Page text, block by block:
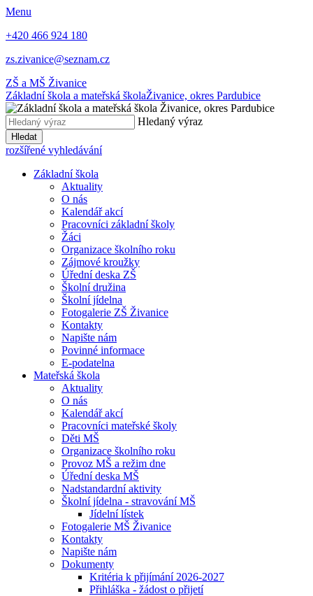
Menu
+420 466 924 180
zs.zivanice@seznam.cz
ZŠ a MŠ Živanice
Základní škola a mateřská školaŽivanice, okres Pardubice
Hledaný výraz
Hledat
rozšířené vyhledávání
Základní škola
Aktuality
O nás
Kalendář akcí
Pracovníci základní školy
Žáci
Organizace školního roku
Zájmové kroužky
Úřední deska ZŠ
Školní družina
Školní jídelna
Fotogalerie ZŠ Živanice
Kontakty
Napište nám
Povinné informace
E-podatelna
Mateřská škola
Aktuality
O nás
Kalendář akcí
Pracovníci mateřské školy
Děti MŠ
Organizace školního roku
Provoz MŠ a režim dne
Úřední deska MŠ
Nadstandardní aktivity
Školní jídelna - stravování MŠ
Jídelní lístek
Fotogalerie MŠ Živanice
Kontakty
Napište nám
Dokumenty
Kritéria k přijímání 2026-2027
Přihláška - žádost o přijetí